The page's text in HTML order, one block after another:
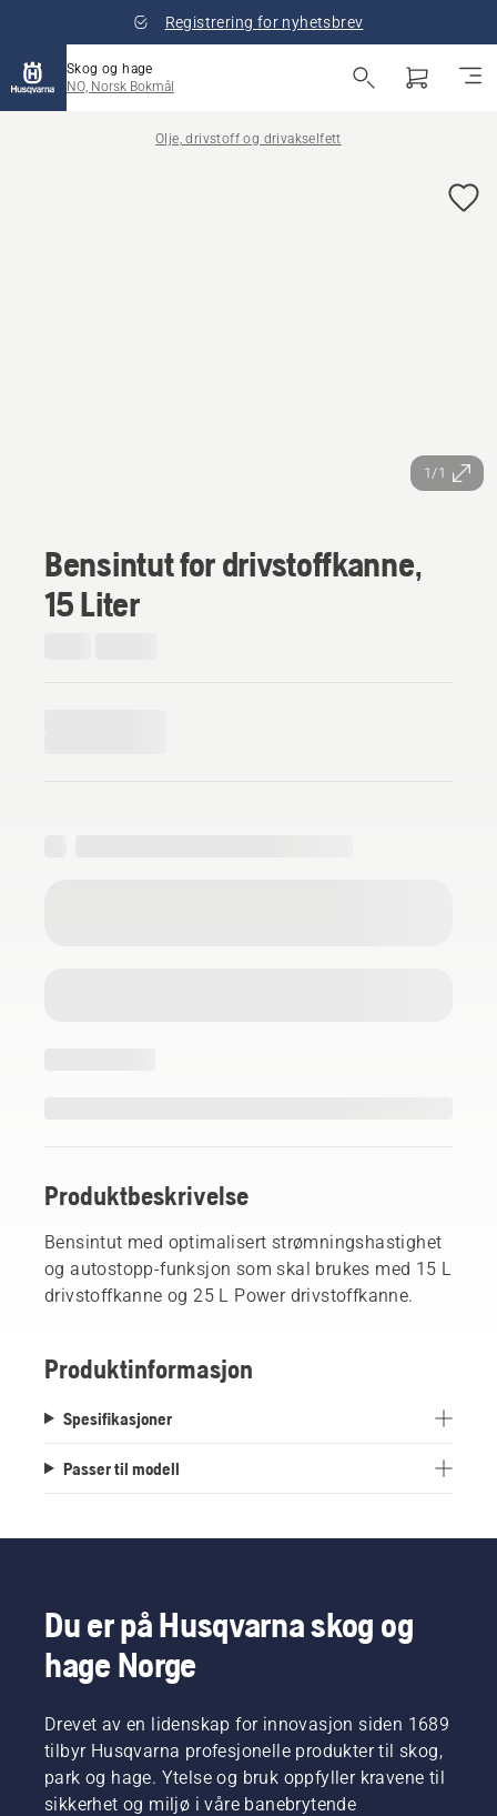
Registrering for nyhetsbrev
Skog og hage
NO, Norsk Bokmål
Olje, drivstoff og drivakselfett
1/1
Bensintut for drivstoffkanne,
15 Liter
Produktbeskrivelse
Bensintut med optimalisert strømningshastighet
og autostopp-funksjon som skal brukes med 15 L
drivstoffkanne og 25 L Power drivstoffkanne.
Produktinformasjon
Spesifikasjoner
Passer til modell
Du er på Husqvarna skog og
hage Norge
Drevet av en lidenskap for innovasjon siden 1689
tilbyr Husqvarna profesjonelle produkter til skog,
park og hage. Ytelse og bruk oppfyller kravene til
sikkerhet og miljø i våre banebrytende